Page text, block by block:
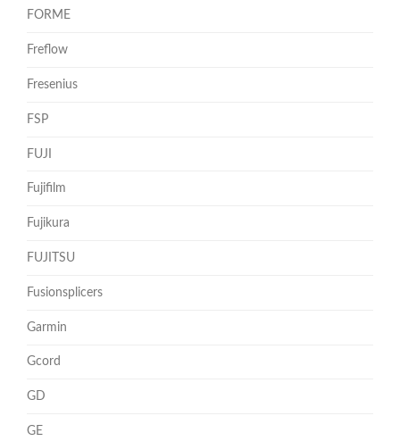
FORME
Freflow
Fresenius
FSP
FUJI
Fujifilm
Fujikura
FUJITSU
Fusionsplicers
Garmin
Gcord
GD
GE